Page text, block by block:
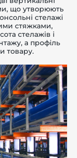
що утворюють
стелажі
стяжками,
стелажів і
а профіль
товару.